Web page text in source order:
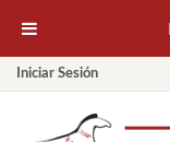
Iniciar Sesión